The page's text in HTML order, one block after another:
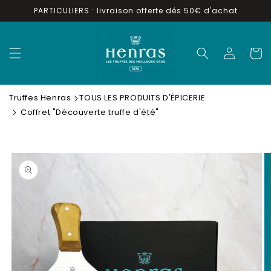
passer
au
PARTICULIERS : livraison offerte dés 50€ d'achat
ConnexionPanier
Truffes Henras
TOUS LES PRODUITS D'ÉPICERIE
Coffret "Découverte truffe d'été"
Passer aux
informations
produits